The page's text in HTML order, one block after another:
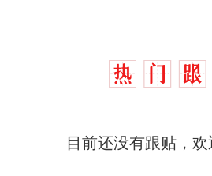
目前还没有跟贴，
么？